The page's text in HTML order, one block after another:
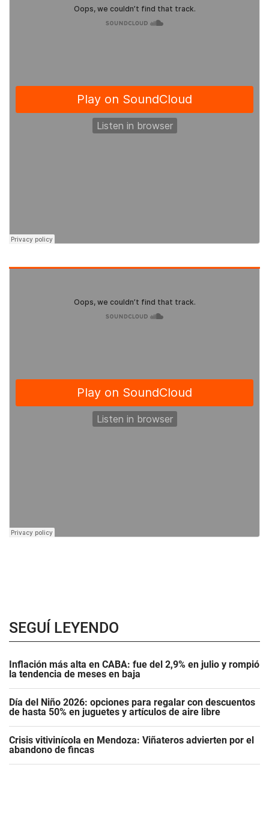
SEGUÍ LEYENDO
Inflación más alta en CABA: fue del 2,9% en julio y rompió
la tendencia de meses en baja
Día del Niño 2026: opciones para regalar con descuentos
de hasta 50% en juguetes y artículos de aire libre
Crisis vitivinícola en Mendoza: Viñateros advierten por el
abandono de fincas